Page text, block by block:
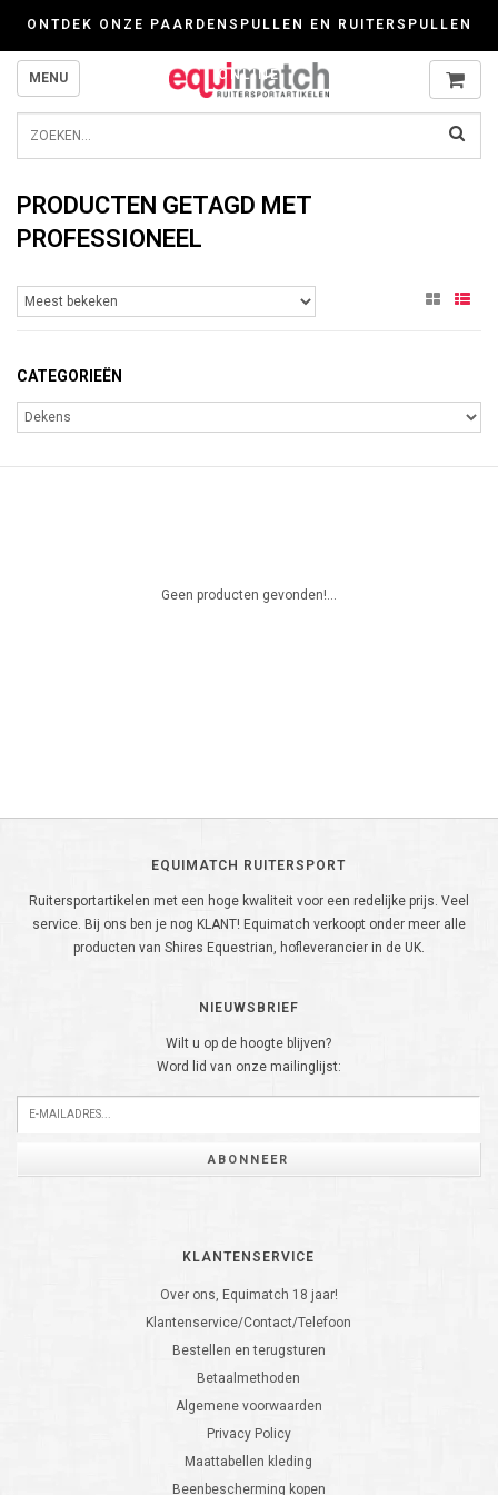
ONTDEK ONZE PAARDENSPULLEN EN RUITERSPULLEN
ONLINE
MENU
PRODUCTEN GETAGD MET
PROFESSIONEEL
CATEGORIEËN
Geen producten gevonden!...
EQUIMATCH RUITERSPORT
Ruitersportartikelen met een hoge kwaliteit voor een redelijke prijs. Veel
service. Bij ons ben je nog KLANT! Equimatch verkoopt onder meer alle
producten van Shires Equestrian, hofleverancier in de UK.
NIEUWSBRIEF
Wilt u op de hoogte blijven?
Word lid van onze mailinglijst:
ABONNEER
KLANTENSERVICE
Over ons, Equimatch 18 jaar!
Klantenservice/Contact/Telefoon
Bestellen en terugsturen
Betaalmethoden
Algemene voorwaarden
Privacy Policy
Maattabellen kleding
Beenbescherming kopen
Wij werken zorgvuldig met cookies. Kijk gerust voor meer informatie op onze